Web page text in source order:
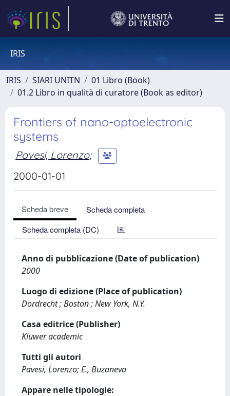
IRIS
IRIS SIARI UNITN
01 Libro (Book)
01.2 Libro in qualità di curatore (Book as editor)
Frontiers of nano-optoelectronic
systems
Pavesi, Lorenzo;
2000-01-01
Scheda breve
Scheda completa
Scheda completa (DC)
Anno di pubblicazione (Date of publication)
2000
Luogo di edizione (Place of publication)
Dordrecht ; Boston ; New York, N.Y.
Casa editrice (Publisher)
Kluwer academic
Tutti gli autori
Pavesi, Lorenzo; E., Buzaneva
Appare nelle tipologie: